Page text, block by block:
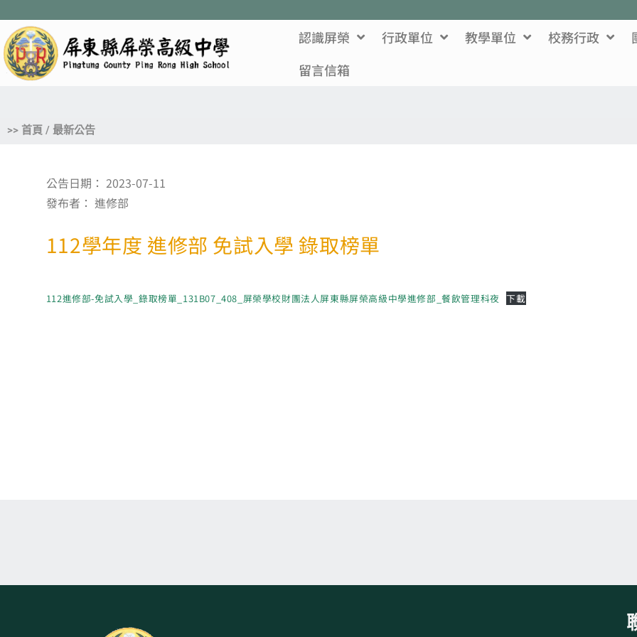
認識屏榮 行政單位 教學單位 校務行政
留言信箱
>> 首頁 / 最新公告
公告日期： 2023-07-11
發布者： 進修部
112學年度 進修部 免試入學 錄取榜單
112進修部-免試入學_錄取榜單_131B07_408_屏榮學校財團法人屏東縣屏榮高級中學進修部_餐飲管理科夜 下載